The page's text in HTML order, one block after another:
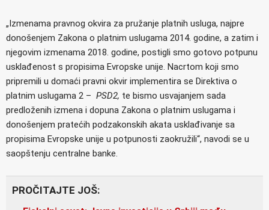
„Izmenama pravnog okvira za pružanje platnih usluga, najpre
donošenjem Zakona o platnim uslugama 2014. godine, a zatim i
njegovim izmenama 2018. godine, postigli smo gotovo potpunu
usklađenost s propisima Evropske unije. Nacrtom koji smo
pripremili u domaći pravni okvir implementira se Direktiva o
platnim uslugama 2 – PSD2, te bismo usvajanjem sada
predloženih izmena i dopuna Zakona o platnim uslugama i
donošenjem pratećih podzakonskih akata usklađivanje sa
propisima Evropske unije u potpunosti zaokružili“, navodi se u
saopštenju centralne banke.
PROČITAJTE JOŠ: